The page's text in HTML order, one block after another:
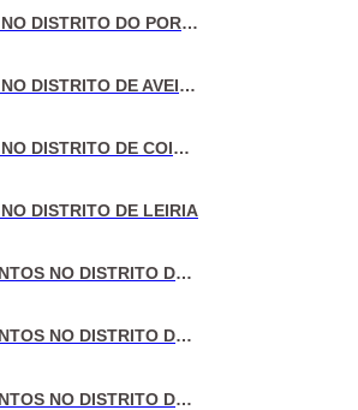
VENDA DE MORADIAS NO DISTRITO DO PORTO
VENDA DE MORADIAS NO DISTRITO DE AVEIRO
VENDA DE MORADIAS NO DISTRITO DE COIMBRA
DISTRITO DE LEIRIA
VENDA DE APARTAMENTOS NO DISTRITO DE LISBOA
VENDA DE APARTAMENTOS NO DISTRITO DO PORTO
VENDA DE APARTAMENTOS NO DISTRITO DE AVEIRO